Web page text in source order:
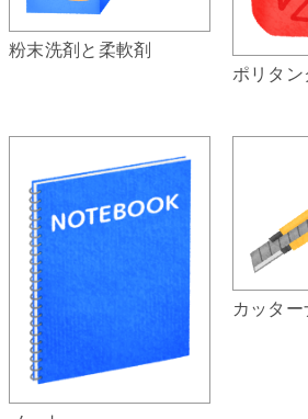
粉末洗剤と柔軟剤
ポリタン
カッタ